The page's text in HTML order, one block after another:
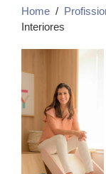
Home /
Interiores